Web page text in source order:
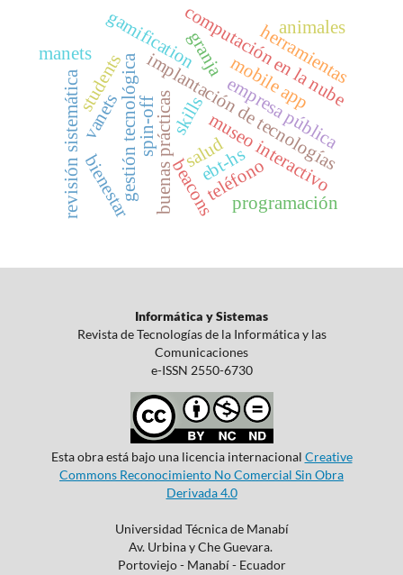
gestión tecnológicaimplantación de tecnologías
gamification
students mobile app
skills
computación en la nube
buenas prácticas
revisión sistemática empresa pública
spin-off
ebt-hs
beaconsmuseo interactivo
teléfonoprogramación
herramientas
granja
animales
bienestar salud
manets
vanets
Informática y Sistemas
Revista de Tecnologías de la Informática y las
Comunicaciones
e-ISSN 2550-6730
Esta obra está bajo una licencia internacional Creative
Commons Reconocimiento No Comercial Sin Obra
Derivada 4.0
Universidad Técnica de Manabí
Av. Urbina y Che Guevara.
Portoviejo - Manabí - Ecuador